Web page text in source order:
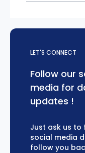
LET'S CONNECT
Follow our
media for
updates !
Just ask us
social media
follow you